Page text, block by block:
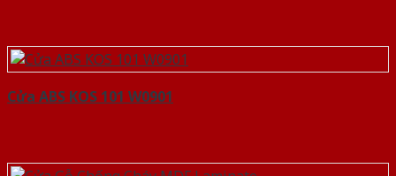
Cửa ABS KOS 101 W0901